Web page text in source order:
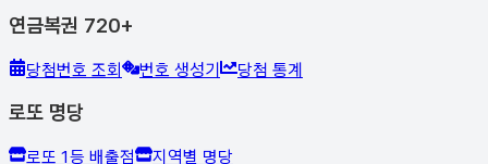
연금복권 720+
당첨번호 조회 번호 생성기 당첨 통계
로또 명당
로또 1등 배출점
지역별 명당